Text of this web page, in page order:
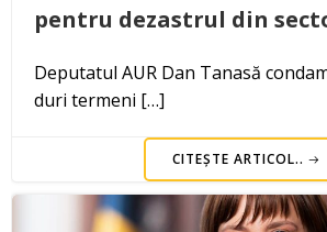
pentru dezastrul din
Deputatul AUR Dan Tanasă
duri termeni […]
CITEȘTE ARTICOL..